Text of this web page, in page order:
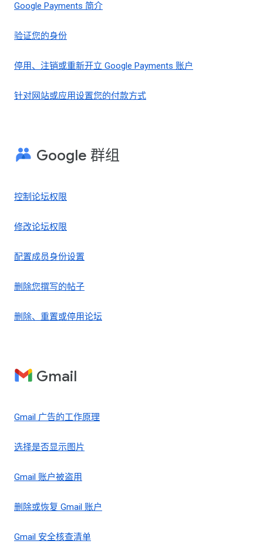
Google Payments 简介
验证您的身份
停用、注销或重新开立 Google Payments 账户
针对网站或应用设置您的付款方式
Google 群组
控制论坛权限
修改论坛权限
配置成员身份设置
删除您撰写的帖子
删除、重置或停用论坛
Gmail
Gmail 广告的工作原理
选择是否显示图片
Gmail 账户被盗用
删除或恢复 Gmail 账户
Gmail 安全核查清单